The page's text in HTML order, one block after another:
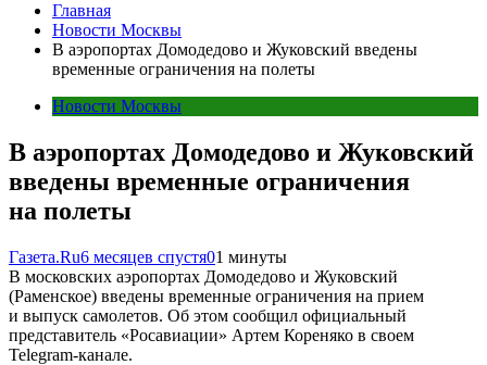
Главная
Новости Москвы
В аэропортах Домодедово и Жуковский введены
временные ограничения на полеты
Новости Москвы
В аэропортах Домодедово и Жуковский
введены временные ограничения
на полеты
Газета.Ru6 месяцев спустя01 минуты
В московских аэропортах Домодедово и Жуковский
(Раменское) введены временные ограничения на прием
и выпуск самолетов. Об этом сообщил официальный
представитель «Росавиации» Артем Кореняко в своем
Telegram-канале.